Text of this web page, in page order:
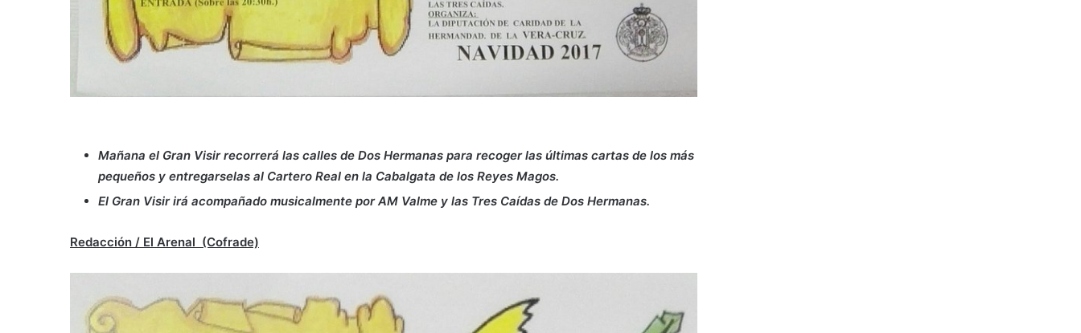
Mañana el Gran Visir recorrerá las calles de Dos Hermanas para recoger las últimas cartas de los más
pequeños y entregarselas al Cartero Real en la Cabalgata de los Reyes Magos.
El Gran Visir irá acompañado musicalmente por AM Valme y las Tres Caídas de Dos Hermanas.
Redacción / El Arenal (Cofrade)